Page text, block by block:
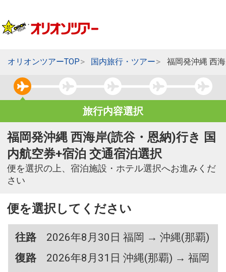
オリオンツアーTOP 国内旅行・ツアー 福岡発沖縄 西
旅行内容選択
福岡発沖縄 西海岸(読谷・恩納)行き 国
内航空券+宿泊 交通宿泊選択
便を選択の上、宿泊施設・ホテル選択へお進みくだ
さい
便を選択してください
往路
2026年8月30日 福岡 → 沖縄(那覇)
復路
2026年8月31日 沖縄(那覇) → 福岡